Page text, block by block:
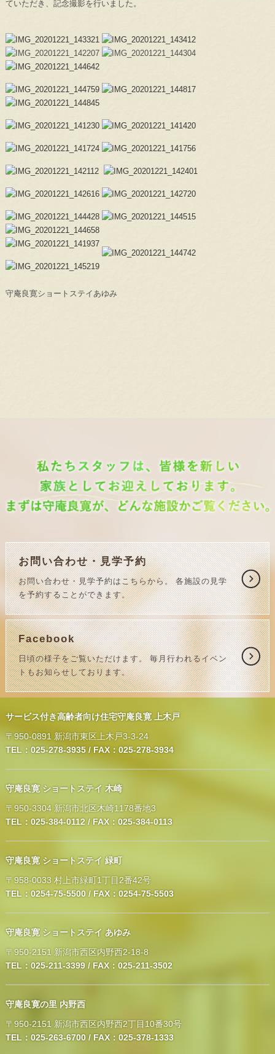
ていただき、記念撮影を行いました。
守庵良寛ショートステイあゆみ
お問い合わせ・見学予約
お問い合わせ・見学予約はこちらから。 各施設の見学
を予約することができます。
Facebook
日頃の様子をご覧いただけます。 毎月行われるイベン
トもお知らせしております。
サービス付き高齢者向け住宅守庵良寛 上木戸
〒950-0891 新潟市東区上木戸3-3-24
TEL：025-278-3935 / FAX：025-278-3934
守庵良寛 ショートステイ 木崎
〒950-3304 新潟市北区木崎1178番地3
TEL：025-384-0112 / FAX：025-384-0113
守庵良寛 ショートステイ 緑町
〒958-0033 村上市緑町1丁目2番42号
TEL：0254-75-5500 / FAX：0254-75-5503
守庵良寛 ショートステイ あゆみ
〒950-2151 新潟市西区内野西2-18-8
TEL：025-211-3399 / FAX：025-211-3502
守庵良寛の里 内野西
〒950-2151 新潟市西区内野西2丁目10番30号
TEL：025-263-6700 / FAX：025-378-1333